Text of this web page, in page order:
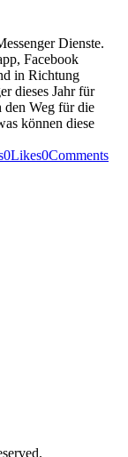
Dienste.
Facebook
in Richtung
dieses Jahr für
den Weg für die
können diese
0Likes0Comments